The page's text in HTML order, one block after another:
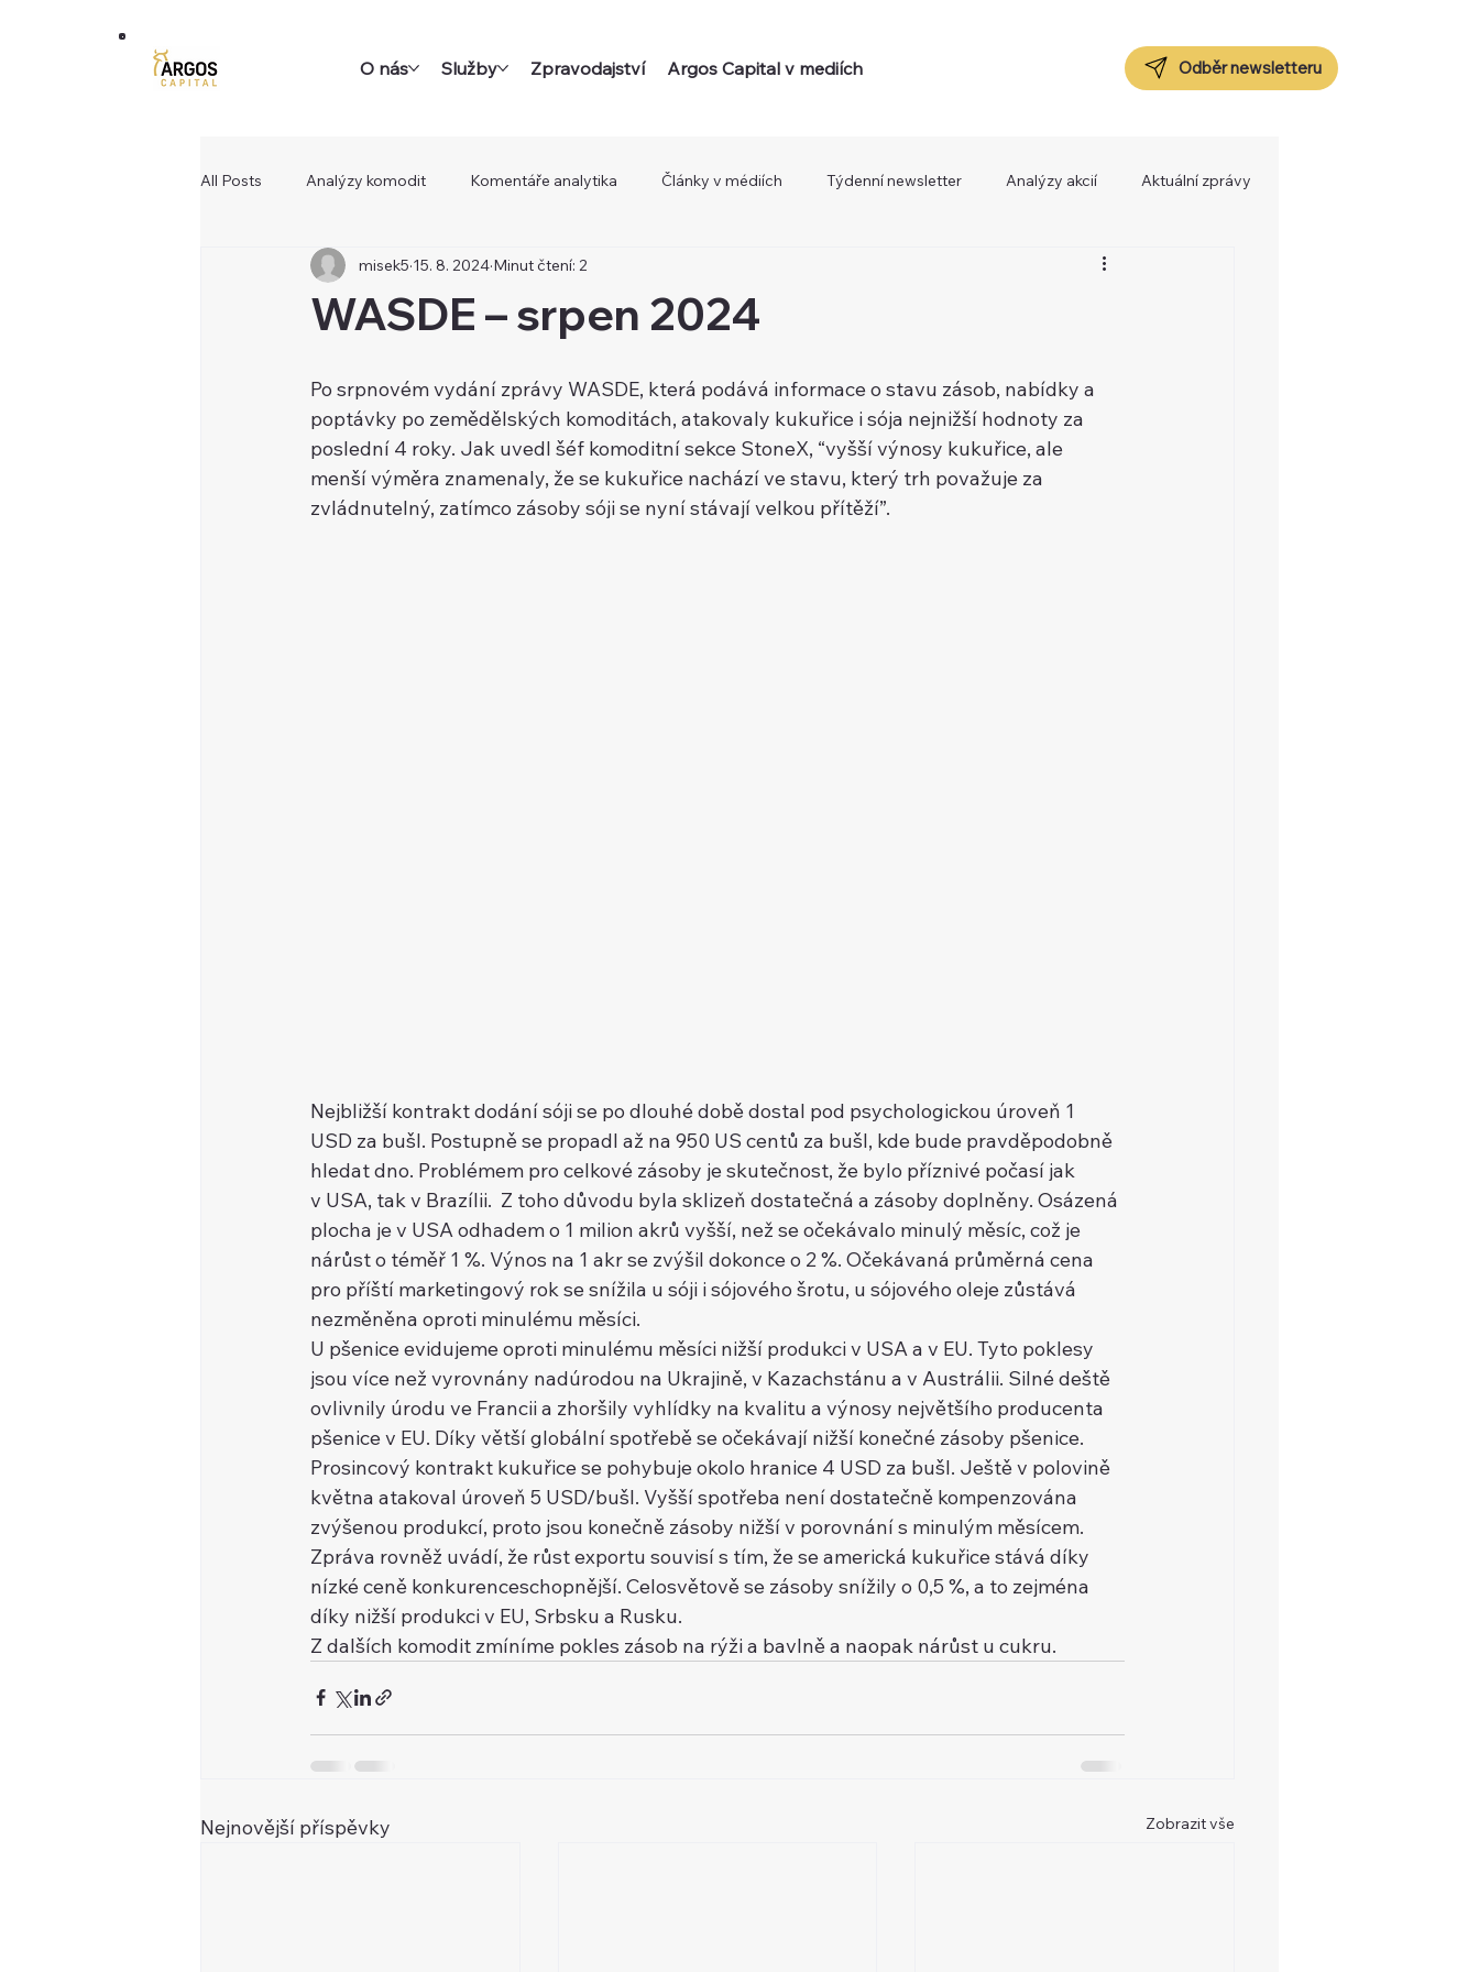
O nás Služby Zpravodajství Argos Capital v mediích Odběr newsletteru
All Posts Analýzy komodit Komentáře analytika Články v médiích Týdenní newsletter Analýzy akcií Aktuální zprávy
WASDE – srpen 2024
misek5 15. 8. 2024 Minut čtení: 2
Po srpnovém vydání zprávy WASDE, která podává informace o stavu zásob, nabídky a
poptávky po zemědělských komoditách, atakovaly kukuřice i sója nejnižší hodnoty za
poslední 4 roky. Jak uvedl šéf komoditní sekce StoneX, “vyšší výnosy kukuřice, ale
menší výměra znamenaly, že se kukuřice nachází ve stavu, který trh považuje za
zvládnutelný, zatímco zásoby sóji se nyní stávají velkou přítěží”.
Nejbližší kontrakt dodání sóji se po dlouhé době dostal pod psychologickou úroveň 1
USD za bušl. Postupně se propadl až na 950 US centů za bušl, kde bude pravděpodobně
hledat dno. Problémem pro celkové zásoby je skutečnost, že bylo příznivé počasí jak
v USA, tak v Brazílii.  Z toho důvodu byla sklizeň dostatečná a zásoby doplněny. Osázená
plocha je v USA odhadem o 1 milion akrů vyšší, než se očekávalo minulý měsíc, což je
nárůst o téměř 1 %. Výnos na 1 akr se zvýšil dokonce o 2 %. Očekávaná průměrná cena
pro příští marketingový rok se snížila u sóji i sójového šrotu, u sójového oleje zůstává
nezměněna oproti minulému měsíci.
U pšenice evidujeme oproti minulému měsíci nižší produkci v USA a v EU. Tyto poklesy
jsou více než vyrovnány nadúrodou na Ukrajině, v Kazachstánu a v Austrálii. Silné deště
ovlivnily úrodu ve Francii a zhoršily vyhlídky na kvalitu a výnosy největšího producenta
pšenice v EU. Díky větší globální spotřebě se očekávají nižší konečné zásoby pšenice.
Prosincový kontrakt kukuřice se pohybuje okolo hranice 4 USD za bušl. Ještě v polovině
května atakoval úroveň 5 USD/bušl. Vyšší spotřeba není dostatečně kompenzována
zvýšenou produkcí, proto jsou konečně zásoby nižší v porovnání s minulým měsícem.
Zpráva rovněž uvádí, že růst exportu souvisí s tím, že se americká kukuřice stává díky
nízké ceně konkurenceschopnější. Celosvětově se zásoby snížily o 0,5 %, a to zejména
díky nižší produkci v EU, Srbsku a Rusku.
Z dalších komodit zmíníme pokles zásob na rýži a bavlně a naopak nárůst u cukru.
Nejnovější příspěvky Zobrazit vše